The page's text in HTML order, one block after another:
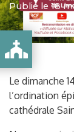
Publié le 18
Le dimanche
l’ordination
cathédrale